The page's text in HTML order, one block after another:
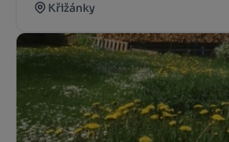
Křižánky